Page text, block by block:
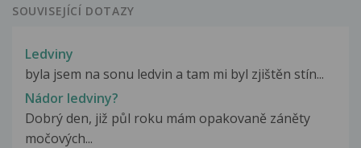
SOUVISEJÍCÍ DOTAZY
Ledviny
byla jsem na sonu ledvin a tam mi byl zjištěn stín...
Nádor ledviny?
Dobrý den, již půl roku mám opakovaně záněty
močových...